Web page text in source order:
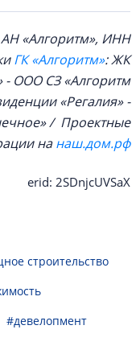
«Алгоритм», ИНН
ГК «Алгоритм»: ЖК
- ООО СЗ «Алгоритм
«Регалия» -
/ Проектные
нанаш.дом.рф
erid: 2SDnjcUVSaX
строительство
#девелопмент